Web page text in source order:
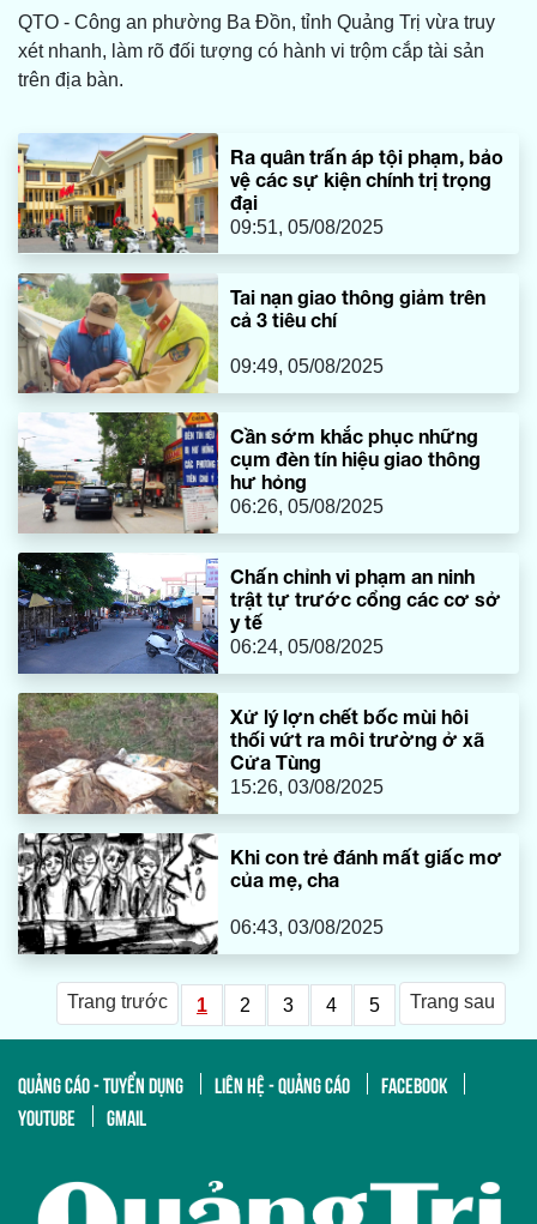
QTO - Công an phường Ba Đồn, tỉnh Quảng Trị vừa truy
xét nhanh, làm rõ đối tượng có hành vi trộm cắp tài sản
trên địa bàn.
Ra quân trấn áp tội phạm, bảo
vệ các sự kiện chính trị trọng
đại
09:51, 05/08/2025
Tai nạn giao thông giảm trên
cả 3 tiêu chí
09:49, 05/08/2025
Cần sớm khắc phục những
cụm đèn tín hiệu giao thông
hư hỏng
06:26, 05/08/2025
Chấn chỉnh vi phạm an ninh
trật tự trước cổng các cơ sở
y tế
06:24, 05/08/2025
Xử lý lợn chết bốc mùi hôi
thối vứt ra môi trường ở xã
Cửa Tùng
15:26, 03/08/2025
Khi con trẻ đánh mất giấc mơ
của mẹ, cha
06:43, 03/08/2025
Trang trước 1 2 3 4 5 Trang sau
QUẢNG CÁO - TUYỂN DỤNG LIÊN HỆ - QUẢNG CÁO
FACEBOOK
YOUTUBE
GMAIL